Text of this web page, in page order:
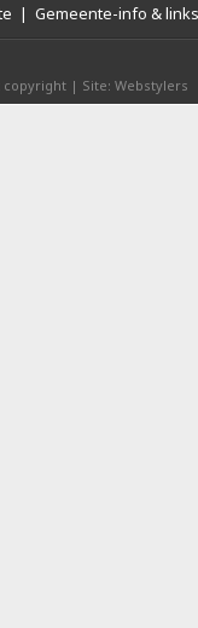
| Gemeente-info & links
copyright | Site: Webstylers